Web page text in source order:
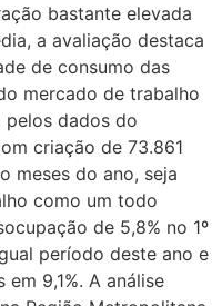
bastante elevada
a avaliação destaca
de consumo das
mercado de trabalho
pelos dados do
criação de 73.861
meses do ano, seja
como um todo
de 5,8% no 1º
período deste ano e
9,1%. A análise